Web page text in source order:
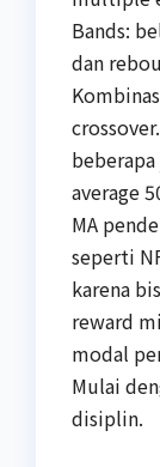
Bands:
dan
average
MA
seperti
karena
reward
modal
Mulai
disiplin.